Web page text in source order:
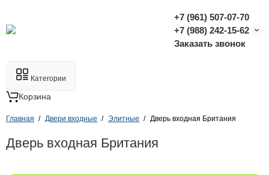
+7 (961) 507-07-70
+7 (988) 242-15-62
Заказать звонок
Категории
Корзина
Главная Двери входные Элитные Дверь входная Британия
Дверь входная Британия